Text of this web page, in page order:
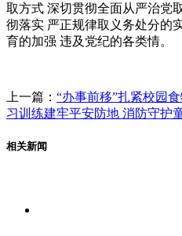
取方式 深切贯彻全面从严治党
彻落实 严正规律取义务处分的
育的加强 违及党纪的各类情。
上一篇： “办事前移”扎紧校园
习训练建牢平安防地 消防守护
相关新闻